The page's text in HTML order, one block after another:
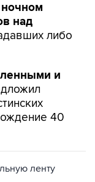
над
либо
и
40
ленту